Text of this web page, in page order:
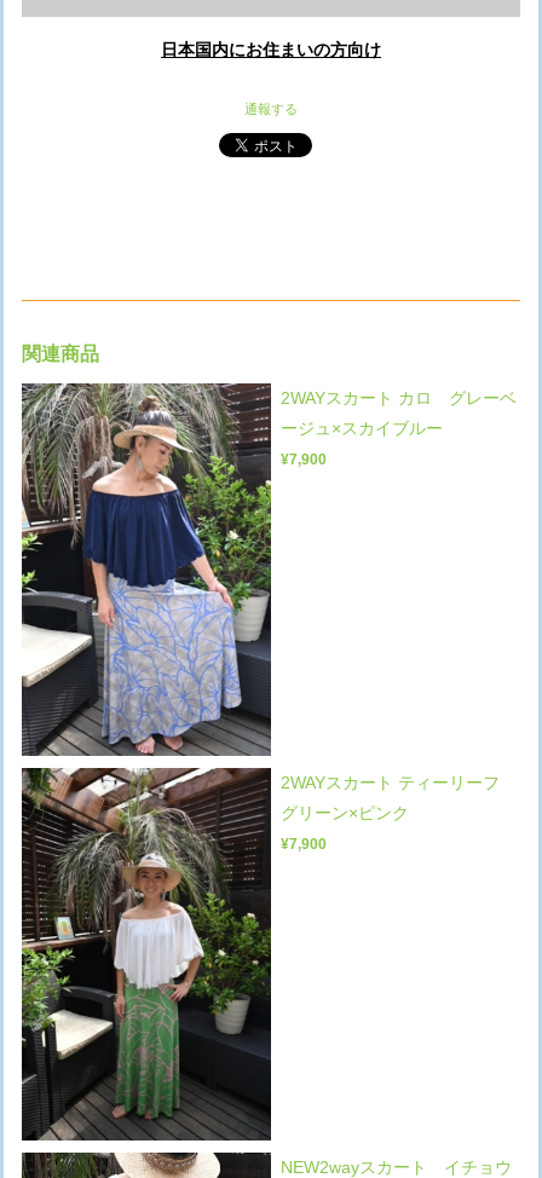
日本国内にお住まいの方向け
通報する
関連商品
2WAYスカート カロ グレーベ
ージュ×スカイブルー
¥7,900
2WAYスカート ティーリーフ
グリーン×ピンク
¥7,900
NEW2wayスカート イチョウ